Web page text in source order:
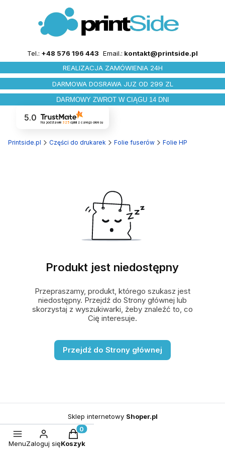
Tel.: +48 576 196 443 Email.: kontakt@printside.pl
REALIZACJA ZAMÓWIENIA 24H
DARMOWA DOSRAWA JUZ OD 299 ZL
DARMOWY ZWROT W CIĄGU 14 DNI
5.0
Na podstawie 325 opinii z całego okresu
Printside.pl Części do drukarek Folie fuserów Folie HP
Produkt jest niedostępny
Przepraszamy, produkt, którego szukasz jest
niedostępny. Przejdź do Strony głównej lub
skorzystaj z wyszukiwarki, żeby znaleźć to, co
Cię interesuje.
Przejdź do Strony głównej
Sklep internetowy Shoper.pl
MenuZaloguj się
Produkty w koszyku: 0. Zobacz
Koszyk